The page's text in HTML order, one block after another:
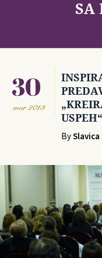
SA
30
mar2013
By